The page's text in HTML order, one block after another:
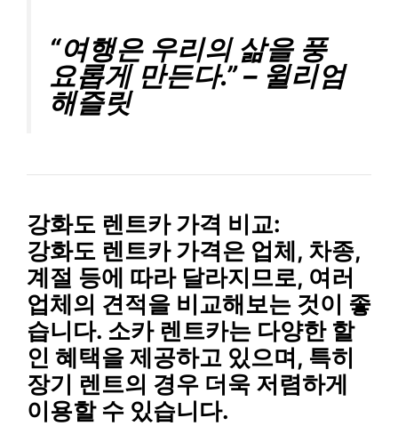
“여행은 우리의 삶을 풍
요롭게 만든다.” – 윌리엄
해즐릿
강화도 렌트카 가격 비교:
강화도 렌트카 가격은 업체, 차종,
계절 등에 따라 달라지므로, 여러
업체의 견적을 비교해보는 것이 좋
습니다. 소카 렌트카는 다양한 할
인 혜택을 제공하고 있으며, 특히
장기 렌트의 경우 더욱 저렴하게
이용할 수 있습니다.